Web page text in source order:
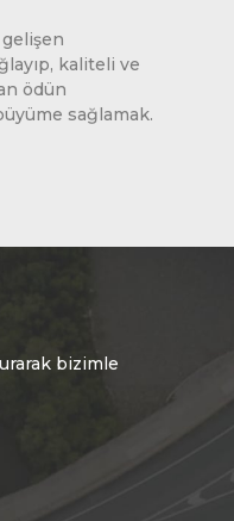
kaliteli ve
ödün
sağlamak.
bizimle